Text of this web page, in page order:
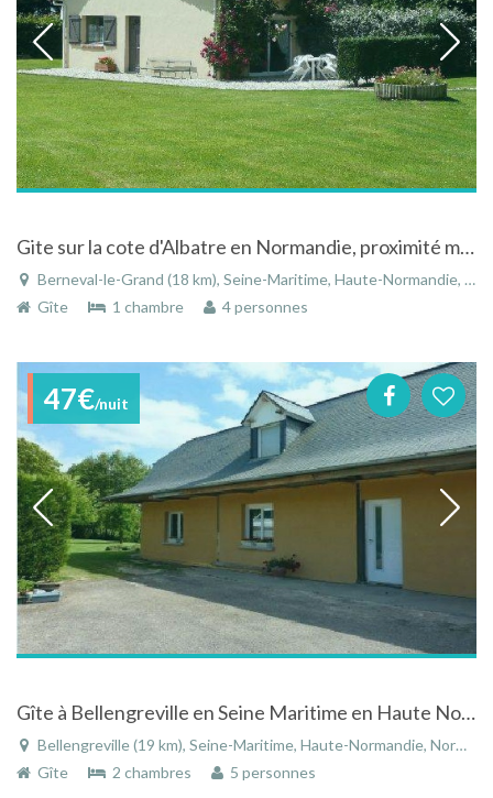
Gite sur la cote d'Albatre en Normandie, proximité mer, campagne et foret
Berneval-le-Grand (18 km), Seine-Maritime, Haute-Normandie, Normandie, France
Gîte
1 chambre 4 personnes
47€/nuit
Gîte à Bellengreville en Seine Maritime en Haute Normandie au cœur de la vallée
Bellengreville (19 km), Seine-Maritime, Haute-Normandie, Normandie, France
Gîte
2 chambres 5 personnes